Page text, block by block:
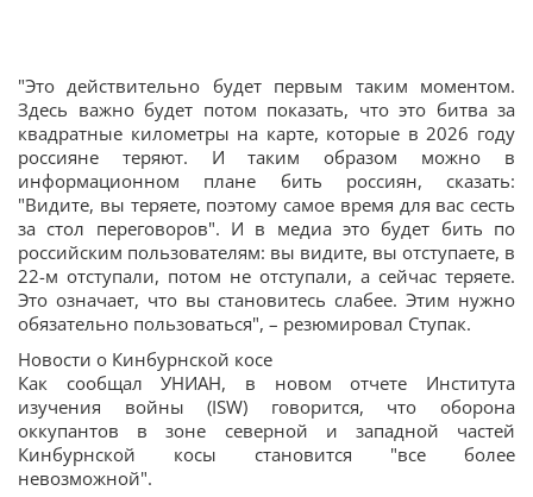
"Это действительно будет первым таким моментом.
Здесь важно будет потом показать, что это битва за
квадратные километры на карте, которые в 2026 году
россияне теряют. И таким образом можно в
информационном плане бить россиян, сказать:
"Видите, вы теряете, поэтому самое время для вас сесть
за стол переговоров". И в медиа это будет бить по
российским пользователям: вы видите, вы отступаете, в
22-м отступали, потом не отступали, а сейчас теряете.
Это означает, что вы становитесь слабее. Этим нужно
обязательно пользоваться", – резюмировал Ступак.
Новости о Кинбурнской косе
Как сообщал УНИАН, в новом отчете Института
изучения войны (ISW) говорится, что оборона
оккупантов в зоне северной и западной частей
Кинбурнской косы становится "все более
невозможной".